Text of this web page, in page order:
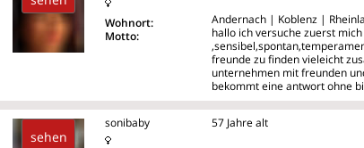
Wohnort:
Motto:
Andernach | Koblenz |
hallo ich versuche zuerst
freunde zu finden vieleicht
unternehmen mit freunden
bekommt eine antwort ohne
sehen
sonibaby 57 Jahre alt